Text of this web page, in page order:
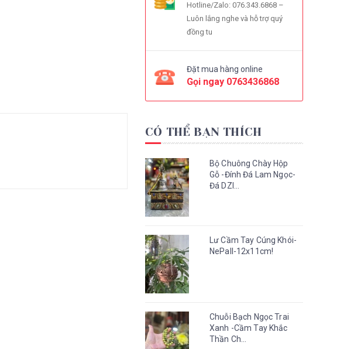
Hotline/Zalo: 076.343.6868 –
Luôn lắng nghe và hỗ trợ quý
đồng tu
Đặt mua hàng online
Gọi ngay 0763436868
CÓ THỂ BẠN THÍCH
Bộ Chuông Chày Hộp
Gỗ -Đính Đá Lam Ngọc-
Đá DZI...
Lư Cầm Tay Cúng Khói-
NePall-12x11cm!
Chuỗi Bạch Ngọc Trai
Xanh -Cầm Tay Khắc
Thần Ch...